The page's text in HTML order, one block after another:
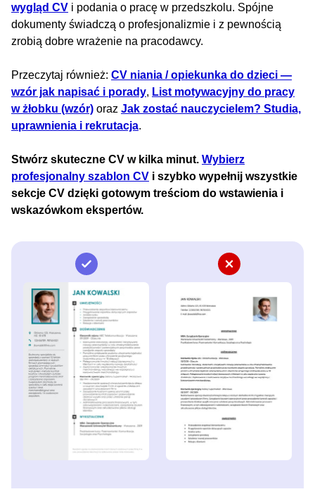
wygląd CV i podania o pracę w przedszkolu. Spójne
dokumenty świadczą o profesjonalizmie i z pewnością
zrobią dobre wrażenie na pracodawcy.
Przeczytaj również: CV niania / opiekunka do dzieci —
wzór jak napisać i porady, List motywacyjny do pracy
w żłobku (wzór) oraz Jak zostać nauczycielem? Studia,
uprawnienia i rekrutacja.
Stwórz skuteczne CV w kilka minut. Wybierz
profesjonalny szablon CV i szybko wypełnij wszystkie
sekcje CV dzięki gotowym treściom do wstawienia i
wskazówkom ekspertów.